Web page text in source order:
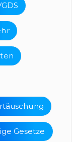
Gesetze